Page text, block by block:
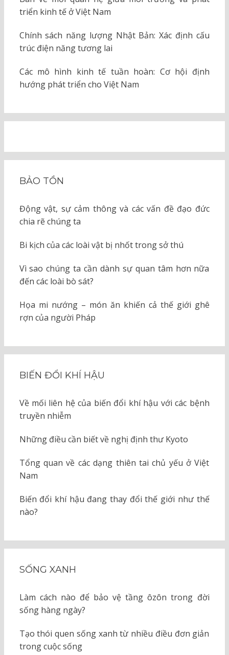
triển kinh tế ở Việt Nam
Chính sách năng lượng Nhật Bản: Xác định cấu
trúc điện năng tương lai
Các mô hình kinh tế tuần hoàn: Cơ hội định
hướng phát triển cho Việt Nam
BẢO TỒN
Động vật, sự cảm thông và các vấn đề đạo đức
chia rẽ chúng ta
Bi kịch của các loài vật bị nhốt trong sở thú
Vì sao chúng ta cần dành sự quan tâm hơn nữa
đến các loài bò sát?
Họa mi nướng – món ăn khiến cả thế giới ghê
rợn của người Pháp
BIẾN ĐỔI KHÍ HẬU
Về mối liên hệ của biến đổi khí hậu với các bệnh
truyền nhiễm
Những điều cần biết về nghị định thư Kyoto
Tổng quan về các dạng thiên tai chủ yếu ở Việt
Nam
Biến đổi khí hậu đang thay đổi thế giới như thế
nào?
SỐNG XANH
Làm cách nào để bảo vệ tầng ôzôn trong đời
sống hàng ngày?
Tạo thói quen sống xanh từ nhiều điều đơn giản
trong cuộc sống